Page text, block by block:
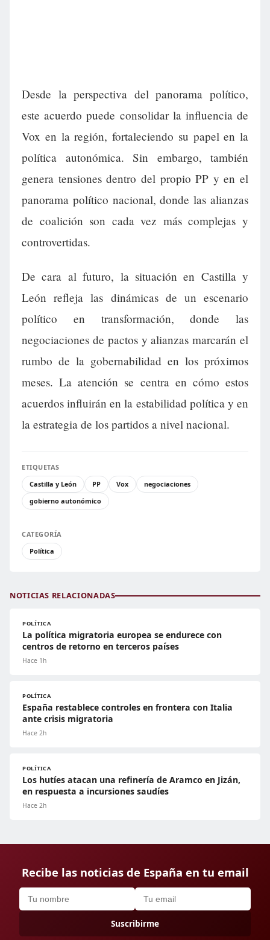
Desde la perspectiva del panorama político,
este acuerdo puede consolidar la influencia de
Vox en la región, fortaleciendo su papel en la
política autonómica. Sin embargo, también
genera tensiones dentro del propio PP y en el
panorama político nacional, donde las alianzas
de coalición son cada vez más complejas y
controvertidas.
De cara al futuro, la situación en Castilla y
León refleja las dinámicas de un escenario
político en transformación, donde las
negociaciones de pactos y alianzas marcarán el
rumbo de la gobernabilidad en los próximos
meses. La atención se centra en cómo estos
acuerdos influirán en la estabilidad política y en
la estrategia de los partidos a nivel nacional.
ETIQUETAS
Castilla y León
PP Vox
negociaciones
gobierno autonómico
CATEGORÍA
Política
NOTICIAS RELACIONADAS
POLÍTICA
La política migratoria europea se endurece con
centros de retorno en terceros países
Hace 1h
POLÍTICA
España restablece controles en frontera con Italia
ante crisis migratoria
Hace 2h
POLÍTICA
Los hutíes atacan una refinería de Aramco en Jizán,
en respuesta a incursiones saudíes
Hace 2h
Recibe las noticias de España en tu email
Suscribirme